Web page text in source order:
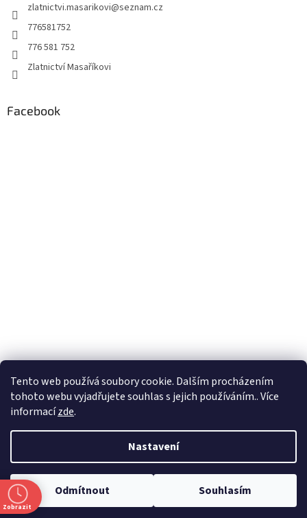
Tento web používá soubory cookie. Dalším procházením
tohoto webu vyjadřujete souhlas s jejich používáním.. Více
informacízde.
Nastavení
Odmítnout Souhlasím
zlatnictvi.masarikovi@seznam.cz
776581752
776 581 752
Zlatnictví Masaříkovi
Facebook
Vytvořil Shoptet
Copyright 2026Zlatnictví Masaříkovi. Všechna práva vyhrazena.
Upravit nastavení cookies
Zobrazit